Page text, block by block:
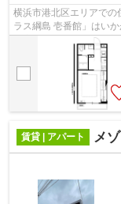
横浜市港北区エリアでの
ラス綱島 壱番館」はい
浴室乾燥機・洗面所独立
賃貸 | アパート メ